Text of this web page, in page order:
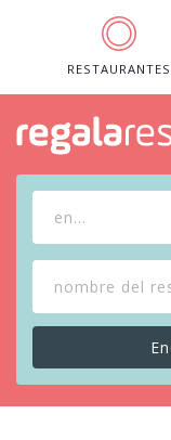
RESTAURANTES
en...